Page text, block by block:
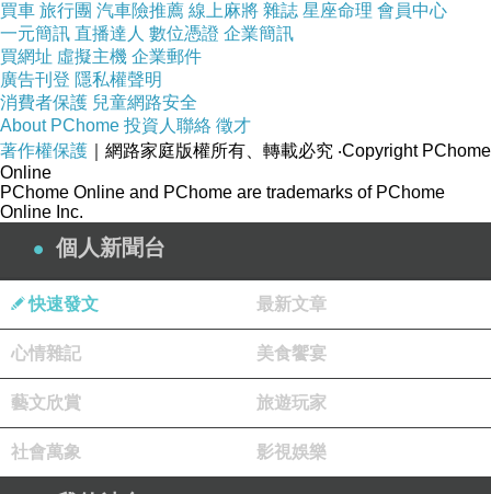
這一星期過得有點慢。
不過跟幼幼班幾位小孩們玩拔蘿蔔的拉高高遊戲時...
我個人是很擔心把他們的手給拉斷。
也是想到昨一早開門的老師晚到，我跟幾位家長和孩子們
等待時...
幼幼那幾位就跑來想跟我玩拔蘿蔔。
我哪敢在家長面前這樣玩！
於是趕緊跟孩子們示意，看看我手可是掛滿一堆安全帽了
媽媽...
於是放聲大哭大叫拉著媽媽不走。
開門那位老師很矮小，完全抱不動她，我的話也是....
只能拉著她的雙手手臂拉高就這樣拉回教室。
買車 旅行團 汽車險推薦 線上麻將 雜誌 星座命理 會員中心
一元簡訊 直播達人 數位憑證 企業簡訊
買網址 虛擬主機 企業郵件
廣告刊登 隱私權聲明
消費者保護 兒童網路安全
About PChome 投資人聯絡 徵才
著作權保護 ｜網路家庭版權所有、轉載必究 ‧Copyright PChome
Online
PChome Online and PChome are trademarks of PChome
Online Inc.
個人新聞台
快速發文 最新文章
心情雜記 美食饗宴
藝文欣賞 旅遊玩家
社會萬象 影視娛樂